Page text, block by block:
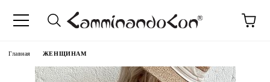
Главная ЖЕНЩИНАМ